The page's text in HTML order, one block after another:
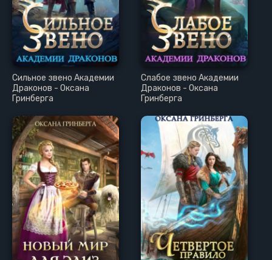
Сильное звено Академии
Драконов - Оксана
Гринберга
Слабое звено Академии
Драконов - Оксана
Гринберга